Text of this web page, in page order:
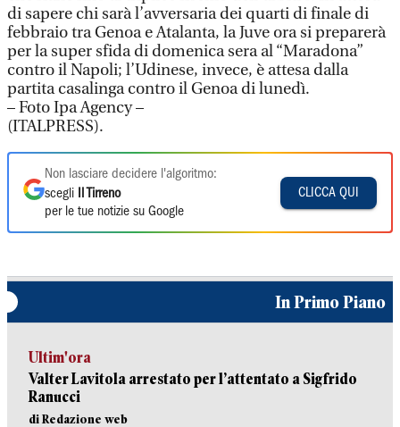
di sapere chi sarà l’avversaria dei quarti di finale di
febbraio tra Genoa e Atalanta, la Juve ora si preparerà
per la super sfida di domenica sera al “Maradona”
contro il Napoli; l’Udinese, invece, è attesa dalla
partita casalinga contro il Genoa di lunedì.
– Foto Ipa Agency –
(ITALPRESS).
Non lasciare decidere l'algoritmo:
scegli
Il Tirreno
per le tue notizie su Google
CLICCA QUI
In Primo Piano
Ultim'ora
Valter Lavitola arrestato per l’attentato a Sigfrido
Ranucci
di Redazione web